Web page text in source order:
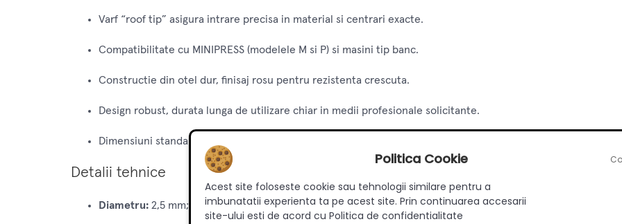
Varf “roof tip” asigura intrare precisa in material si centrari exacte.
Compatibilitate cu MINIPRESS (modelele M si P) si masini tip banc.
Constructie din otel dur, finisaj rosu pentru rezistenta crescuta.
Design robust, durata lunga de utilizare chiar in medii profesionale solicitante.
Dimensiuni standard (Ø 2,5 mm, L = 57 mm) compatibile cu cerintele Blum.
Detalii tehnice
Diametru: 2,5 mm; Lungime totală:57 mm;Finisaj:rosu.
Politica Cookie
Acest site foloseste cookie sau tehnologii similare pentru a
imbunatatii experienta ta pe acest site. Prin continuarea accesarii
site-ului esti de acord cu Politica de confidentialitate